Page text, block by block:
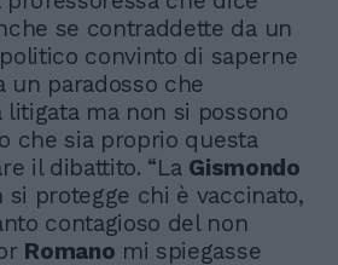
se contraddette da un
convinto di saperne
un paradosso che
ma non si possono
che sia proprio questa
il dibattito. “La Gismondo
si protegge chi è vaccinato,
contagioso del non
Romano mi spiegasse